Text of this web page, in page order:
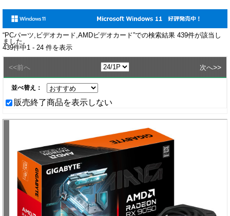
“PCパーツ,ビデオカード,AMDビデオカード”での検索結果 439件が該当し
ました。
439件中1 - 24 件を表示
<<前へ 次へ>>
並べ替え：
販売終了商品を表示しない